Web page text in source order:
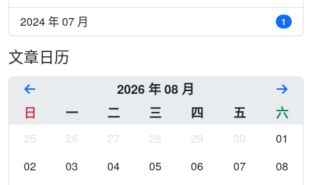
2024 年 07 月 1
文章日历
2026 年 08 月
日
一 二 三 四 五 六
25 26 27 28 29 30
01
02
03 04 05 06 07
08